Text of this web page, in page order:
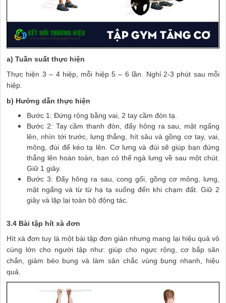
a) Tuần suất thực hiện
Thực hiện 3 – 4 hiệp, mỗi hiệp 5 – 6 lần. Nghỉ 2-3 phút sau mỗi
hiệp.
b) Hướng dẫn thực hiện
Bước 1: Đứng rộng bằng vai, 2 tay cầm đòn tạ.
Bước 2: Tay cầm thanh đòn, đẩy hông ra sau, mặt ngẩng
lên, nhìn tới trước, lưng thẳng, hít sâu và gồng cơ tay, vai,
mông, đùi để kéo tạ lên. Cơ lưng và đùi sẽ giúp bạn đứng
thẳng lên hoàn toàn, bạn có thể ngả lưng về sau một chút.
Giữ 1 giây.
Bước 3: Đẩy hông ra sau, cong gối, gồng cơ mông, lưng,
mặt ngẩng và từ từ hạ tạ xuống đến khi chạm đất. Giữ 2
giây và lặp lại toàn bộ động tác.
3.4 Bài tập hít xà đơn
Hít xà đơn tuy là một bài tập đơn giản nhưng mang lại hiệu quả vô
cùng lớn cho người tập như: giúp cho ngực rộng, cơ bắp săn
chắn, giảm béo bụng và làm săn chắc vùng bụng nhanh, hiệu
quả.